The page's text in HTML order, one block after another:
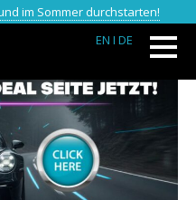
im Sommer durchstarten!
EN I DE